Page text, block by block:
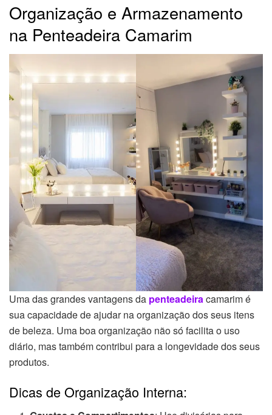
Organização e Armazenamento
na Penteadeira Camarim
Uma das grandes vantagens da penteadeira camarim é
sua capacidade de ajudar na organização dos seus itens
de beleza. Uma boa organização não só facilita o uso
diário, mas também contribui para a longevidade dos seus
produtos.
Dicas de Organização Interna: